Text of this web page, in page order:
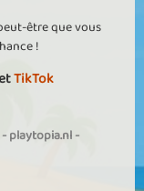
être que vous
!
TikTok
-playtopia.nl-